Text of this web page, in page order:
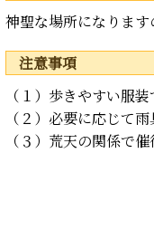
神聖な場所になりま
注意事項
（１）歩きやすい服
（２）必要に応じて
（３）荒天の関係で